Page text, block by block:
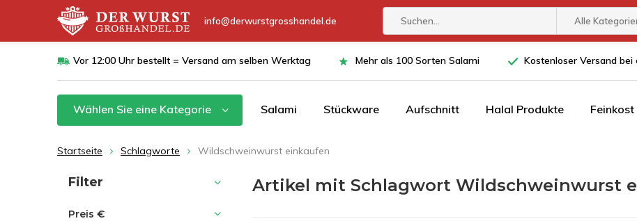
info@derwurstgrosshandel.de Alle
Vor 12:00 Uhr bestellt = Versand am selben Werktag Mehr als 100 Sorten Salami Kostenloser Versand
Wählen Sie eine Kategorie Salami Stückware Aufschnitt Halal Produkte Feinkost
Startseite Schlagworte Wildschweinwurst einkaufen
Artikel mit Schlagwort Wildschweinwurst
Sortieren nach:
Filter
Preis €